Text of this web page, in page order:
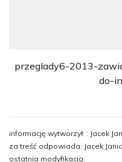
przeglady6-2013-
do-
informację wytworzył: : Jacek
za treść odpowiada: Jacek
ostatnia modyfikacja: